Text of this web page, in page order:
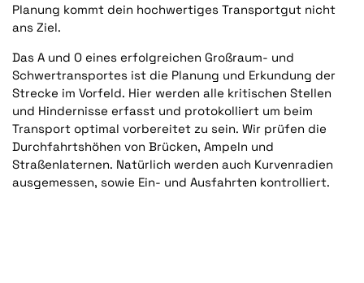
Planung kommt dein hochwertiges Transportgut nicht
ans Ziel.
Das A und O eines erfolgreichen Großraum- und
Schwertransportes ist die Planung und Erkundung der
Strecke im Vorfeld. Hier werden alle kritischen Stellen
und Hindernisse erfasst und protokolliert um beim
Transport optimal vorbereitet zu sein. Wir prüfen die
Durchfahrtshöhen von Brücken, Ampeln und
Straßenlaternen. Natürlich werden auch Kurvenradien
ausgemessen, sowie Ein- und Ausfahrten kontrolliert.